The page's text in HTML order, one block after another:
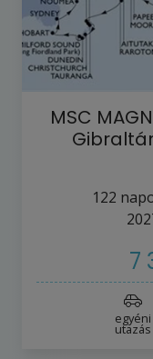
MSC
122
7
egyéni
utazás